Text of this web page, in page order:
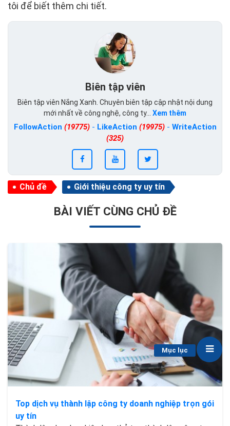
Mục lục
tôi để biết thêm chi tiết.
Biên tập viên
Biên tập viên Nắng Xanh. Chuyên biên tập cập nhật nội dung
mới nhất về công nghệ, công ty... Xem thêm
FollowAction (19775)- LikeAction (19975)- WriteAction
(325)
Chủ đề Giới thiệu công ty uy tín
BÀI VIẾT CÙNG CHỦ ĐỀ
Top dịch vụ thành lập công ty doanh nghiệp trọn gói
uy tín